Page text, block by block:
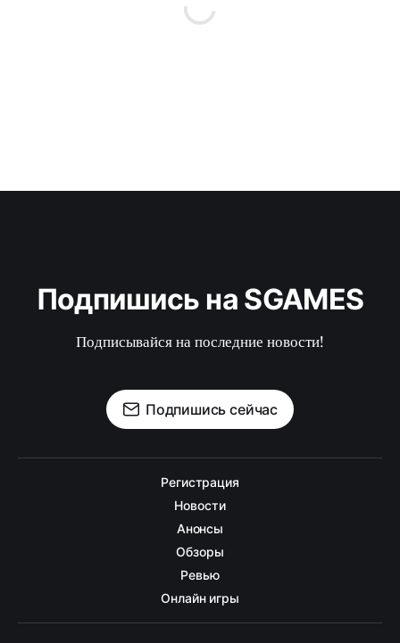
Подпишись на SGAMES
Подписывайся на последние новости!
Подпишись сейчас
Регистрация
Новости
Анонсы
Обзоры
Ревью
Онлайн игры